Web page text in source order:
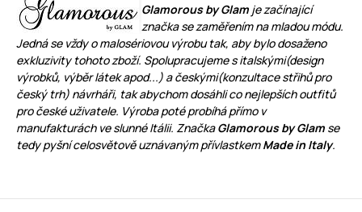
Glamorous by Glam je začínající
značka se zaměřením na mladou módu.
Jedná se vždy omalosériovou výrobutak, aby bylo dosaženo
exkluzivity tohoto zboží. Spolupracujeme s italskými(design
výrobků, výběr látek apod...) a českými(konzultace střihů pro
český trh) návrháři, tak abychom dosáhli co nejlepších outfitů
pro české uživatele. Výroba poté probíhá přímo v
manufakturách ve slunné Itálii. ZnačkaGlamorous by Glam se
tedy pyšní celosvětově uznávaným přívlastkemMade in Italy.